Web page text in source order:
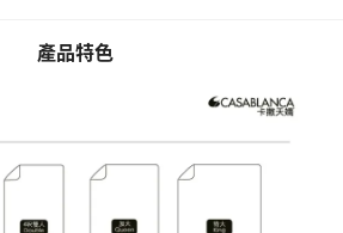
門市取貨】🌟
最快約 4~5 個工作天到貨 (不包括星期六
節前後)，有機會延遲到貨。
產品特色